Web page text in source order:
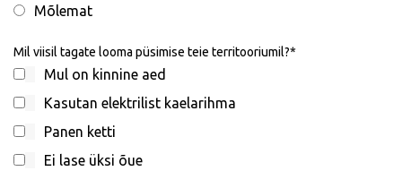
Mõlemat
Mil viisil tagate looma püsimise teie territooriumil?
Mul on kinnine aed
Kasutan elektrilist kaelarihma
Panen ketti
Ei lase üksi õue